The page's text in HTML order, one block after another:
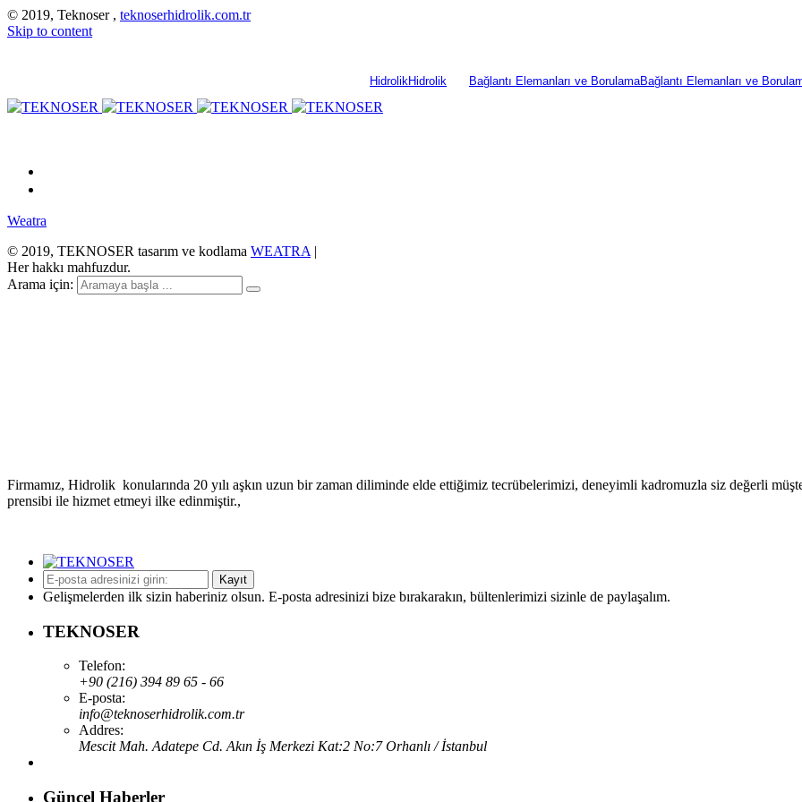
© 2019, Teknoser , teknoserhidrolik.com.tr
Skip to content
Bağlantı Elemanları ve BorulamaBağlantı Elemanları ve
HidrolikHidrolik
Weatra
© 2019, TEKNOSER tasarım ve kodlama WEATRA |
Her hakkı mahfuzdur.
Arama için:
Firmamız, Hidrolik konularında 20 yılı aşkın uzun bir zaman diliminde elde ettiğimiz tecrübelerimizi, deneyimli kadromuzla siz değerli
prensibi ile hizmet etmeyi ilke edinmiştir.,
Kayıt
Gelişmelerden ilk sizin haberiniz olsun. E-posta adresinizi bize bırakarakın, bültenlerimizi sizinle de paylaşalım.
TEKNOSER
Telefon:
+90 (216) 394 89 65 - 66
E-posta:
info@teknoserhidrolik.com.tr
Addres:
Mescit Mah. Adatepe Cd. Akın İş Merkezi Kat:2 No:7 Orhanlı / İstanbul
Güncel Haberler